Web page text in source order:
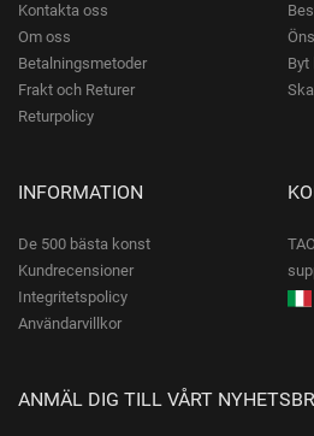
Kontakta oss
Om oss
Betalningsmetoder
Frakt och Returer
Returpolicy
Byt
INFORMATION
De 500 bästa konst
Kundrecensioner
Integritetspolicy
Användarvillkor
ANMÄL DIG TILL VÅRT